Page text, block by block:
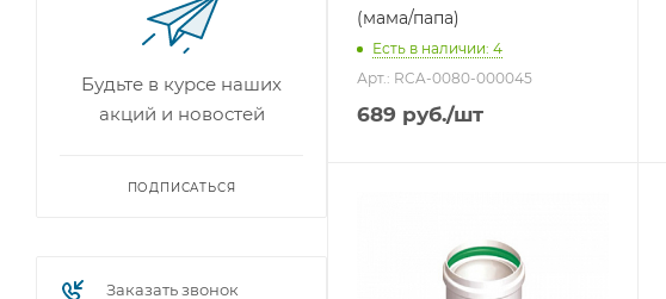
(мама/папа)
Есть в наличии: 4
Арт.: RCA-0080-000045
689 руб./шт
Будьте в курсе наших
акций и новостей
ПОДПИСАТЬСЯ
Заказать звонок